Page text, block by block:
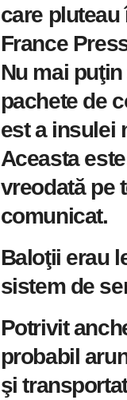
care
France
Nu mai
pachete de
est a insulei
Aceasta
vreodată pe
comunicat.
Baloţii erau
sistem de
Potrivit
probabil
şi